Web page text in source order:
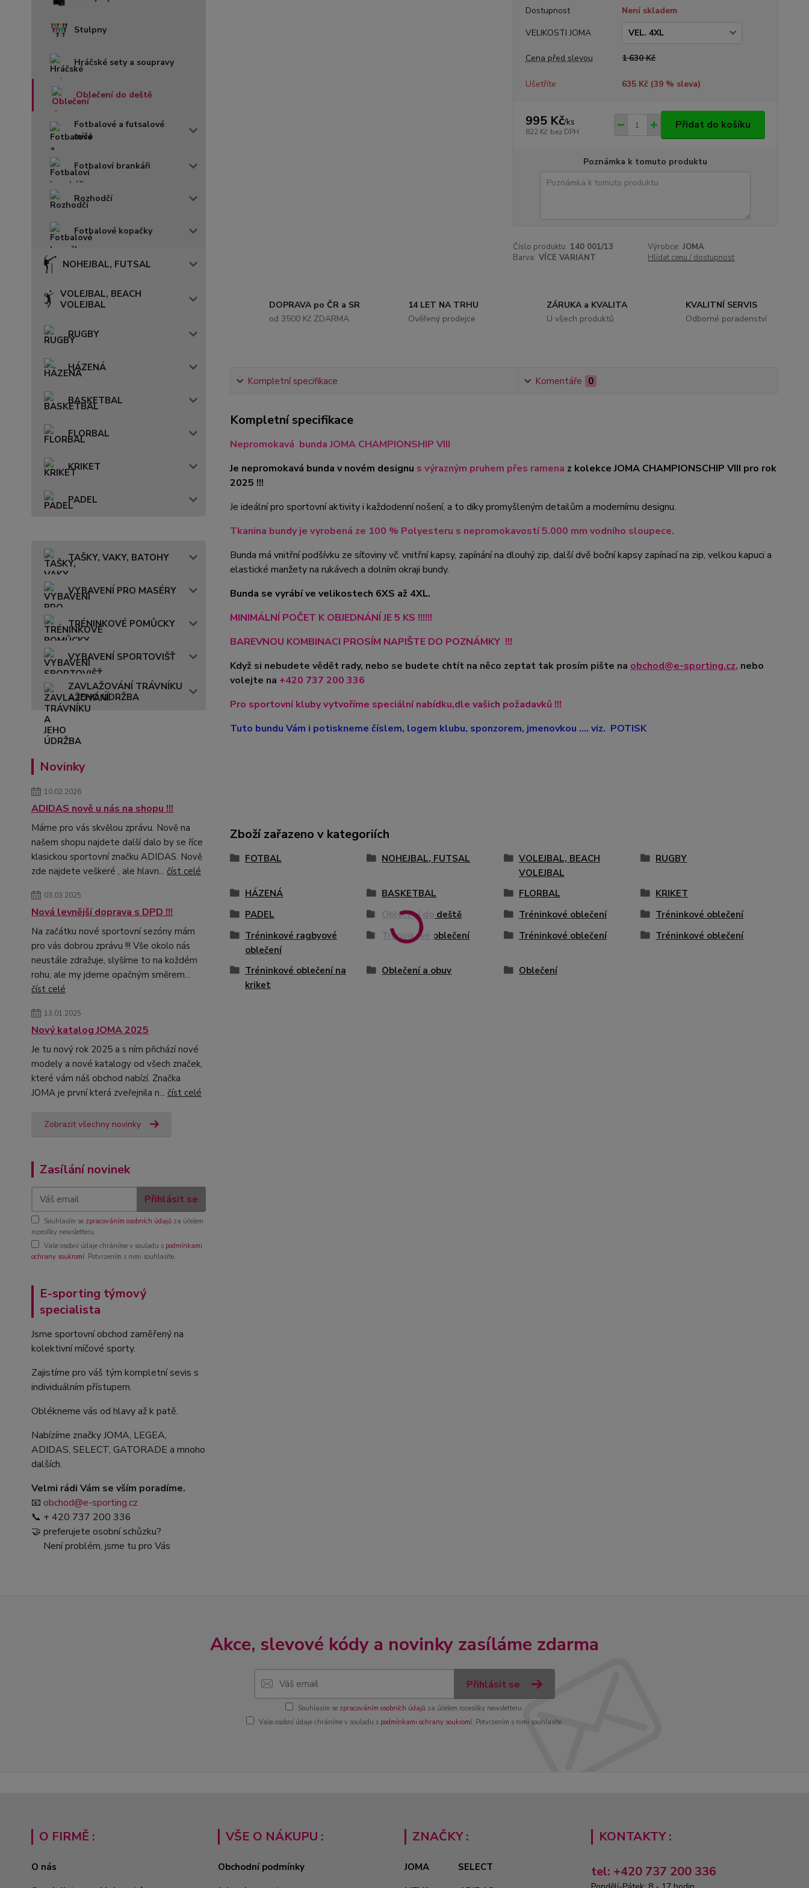
Stulpny
Hráčské sety a soupravy
Oblečení do deště
Fotbalové a futsalové
míče
Fotbaloví brankáři
Rozhodčí
Fotbalové kopačky
NOHEJBAL, FUTSAL
VOLEJBAL, BEACH
VOLEJBAL
RUGBY
HÁZENÁ
BASKETBAL
FLORBAL
KRIKET
PADEL
TAŠKY, VAKY, BATOHY
VYBAVENÍ PRO MASÉRY
TRÉNINKOVÉ POMŮCKY
VYBAVENÍ SPORTOVIŠŤ
ZAVLAŽOVÁNÍ TRÁVNÍKU
A JEHO ÚDRŽBA
Novinky
10.02.2026
ADIDAS nově u nás na shopu !!!
Máme pro vás skvělou zprávu. Nově na
našem shopu najdete další dalo by se říce
klasickou sportovní značku ADIDAS. Nově
zde najdete veškeré , ale hlavn... číst celé
03.03.2025
Nová levnější doprava s DPD !!!
Na začátku nové sportovní sezóny mám
pro vás dobrou zprávu !!! Vše okolo nás
neustále zdražuje, slyšíme to na koždém
rohu, ale my jdeme opačným směrem...
číst celé
13.01.2025
Nový katalog JOMA 2025
Je tu nový rok 2025 a s ním přichází nové
modely a nové katalogy od všech značek,
které vám náš obchod nabízí. Značka
JOMA je první která zveřejnila n... číst celé
Zobrazit všechny novinky
Zasílání novinek
Přihlásit se
Souhlasím se zpracováním osobních údajů za účelem
rozesílky newsletteru.
Vaše osobní údaje chráníme v souladu s podmínkami
ochrany soukromí. Potvrzením s nimi souhlasíte.
E-sporting týmový
specialista
Jsme sportovní obchod zaměřený na
kolektivní míčové sporty.
Zajistíme pro váš tým kompletní sevis s
individuálním přístupem.
Oblékneme vás od hlavy až k patě.
Nabízíme značky JOMA, LEGEA,
ADIDAS, SELECT, GATORADE a mnoho
dalších.
Velmi rádi Vám se vším poradíme.
📧 obchod@e-sporting.cz
📞 + 420 737 200 336
🤝 preferujete osobní schůzku?
Není problém, jsme tu pro Vás
Dostupnost
Není skladem
VELIKOSTI JOMA
Cena před slevou 1 630 Kč
Ušetříte 635 Kč (39% sleva)
995 Kč/ks
822 Kč bez DPH
Přidat do košíku
Poznámka k tomuto produktu
Číslo produktu: 140 001/13 Výrobce: JOMA
Barva: VÍCE VARIANT Hlídat cenu / dostupnost
DOPRAVA po ČR a SR
od 3500 Kč ZDARMA
14 LET NA TRHU
Ověřený prodejce
ZÁRUKA a KVALITA
U všech produktů
KVALITNÍ SERVIS
Odborné poradenství
Kompletní specifikace Komentáře 0
Kompletní specifikace
Nepromokavá bunda JOMA CHAMPIONSHIP VIII
Je nepromokavá bunda v novém designu s výrazným pruhem přes ramena z kolekce JOMA CHAMPIONSCHIP VIII pro rok
2025 !!!
Je ideální pro sportovní aktivity i každodenní nošení, a to díky promyšleným detailům a modernímu designu.
Tkanina bundy je vyrobená ze 100 % Polyesteru s nepromokavostí 5.000 mm vodního sloupece.
Bunda má vnitřní podšívku ze síťoviny vč. vnitřní kapsy, zapínání na dlouhý zip, další dvě boční kapsy zapínací na zip, velkou kapuci a
elastické manžety na rukávech a dolním okraji bundy.
Bunda se vyrábí ve velikostech 6XS až 4XL.
MINIMÁLNÍ POČET K OBJEDNÁNÍ JE 5 KS !!!!!!
BAREVNOU KOMBINACI PROSÍM NAPIŠTE DO POZNÁMKY !!!
Když si nebudete vědět rady, nebo se budete chtít na něco zeptat tak prosím pište na obchod@e-sporting.cz, nebo
volejte na +420 737 200 336
Pro sportovní kluby vytvoříme speciální nabídku,dle vašich požadavků !!!
Tuto bundu Vám i potiskneme číslem, logem klubu, sponzorem, jmenovkou .... viz. POTISK
Zboží zařazeno v kategoriích
FOTBAL NOHEJBAL, FUTSAL
VOLEJBAL, BEACH
VOLEJBAL
RUGBY
HÁZENÁ BASKETBAL FLORBAL
KRIKET
PADEL
Oblečení do deště Tréninkové oblečení
Tréninkové oblečení
Tréninkové ragbyové
oblečení
Tréninkové oblečení Tréninkové oblečení Tréninkové oblečení
Tréninkové oblečení na
kriket
Oblečení a obuv Oblečení
Akce, slevové kódy a novinky zasíláme zdarma
Přihlásit se
Souhlasím se zpracováním osobních údajů za účelem rozesílky newsletteru.
Vaše osobní údaje chráníme v souladu s podmínkami ochrany soukromí. Potvrzením s nimi souhlasíte.
O FIRMĚ :
O nás
VŠE O NÁKUPU :
Obchodní podmínky
ZNAČKY :
JOMA
SELECT
KONTAKTY :
tel: +420 737 200 336